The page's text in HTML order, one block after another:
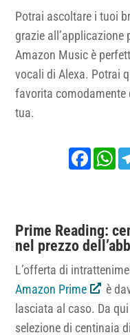
Potrai ascoltare i tuoi
grazie all’applicazione
Amazon Music è
vocali di Alexa. Potrai
favorita comodamente
tua.
Prime Reading:
nel prezzo
L’offerta di
Amazon Prime
è
lasciata al caso. Da
selezione di centinaia